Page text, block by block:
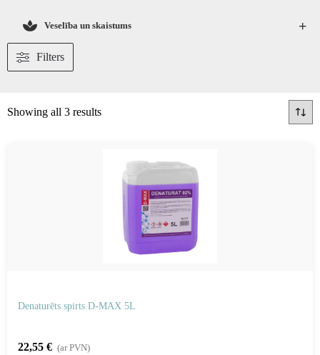
+
Veselība un skaistums
Filters
Showing all 3 results
Denaturēts spirts D-MAX 5L
22,55 € (ar PVN)